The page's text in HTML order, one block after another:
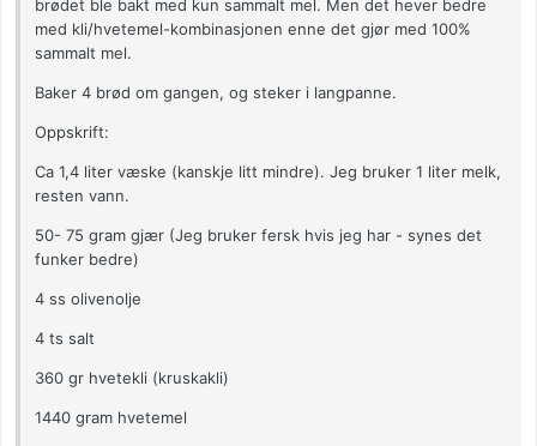
brødet ble bakt med kun sammalt mel. Men det hever bedre
med kli/hvetemel-kombinasjonen enne det gjør med 100%
sammalt mel.
Baker 4 brød om gangen, og steker i langpanne.
Oppskrift:
Ca 1,4 liter væske (kanskje litt mindre). Jeg bruker 1 liter melk,
resten vann.
50- 75 gram gjær (Jeg bruker fersk hvis jeg har - synes det
funker bedre)
4 ss olivenolje
4 ts salt
360 gr hvetekli (kruskakli)
1440 gram hvetemel